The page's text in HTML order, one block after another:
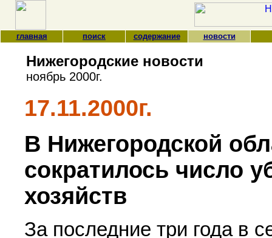
главная поиск содержание новости
Нижегородские новости
ноябрь 2000г.
17.11.2000г.
В Нижегородской
сократилось число
хозяйств
За последние три года в